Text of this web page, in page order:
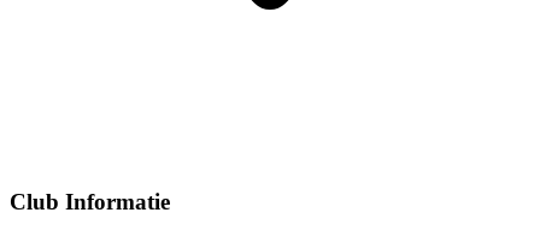
Club Informatie